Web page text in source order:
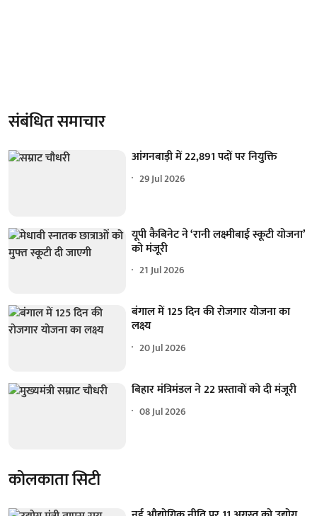
संबंधित समाचार
आंगनबाड़ी में 22,891 पदों पर नियुक्ति
29 Jul 2026
यूपी कैबिनेट ने ‘रानी लक्ष्मीबाई स्कूटी योजना’
को मंजूरी
21 Jul 2026
बंगाल में 125 दिन की रोजगार योजना का
लक्ष्य
20 Jul 2026
बिहार मंत्रिमंडल ने 22 प्रस्तावों को दी मंजूरी
08 Jul 2026
कोलकाता सिटी